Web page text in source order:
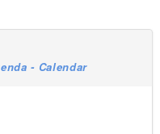
- Calendar